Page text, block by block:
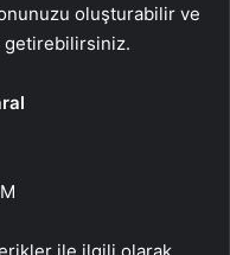
oluşturabilir ve
getirebilirsiniz.